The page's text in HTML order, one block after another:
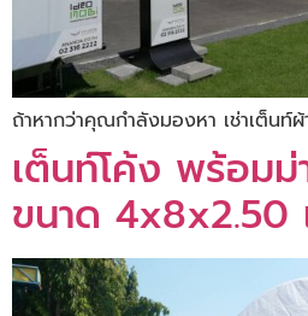
ถ้าหากว่าคุณกำลังมองหา เช่าเต็นท์
เต็นท์โค้ง พร้อม
ขนาด 4x8x2.50